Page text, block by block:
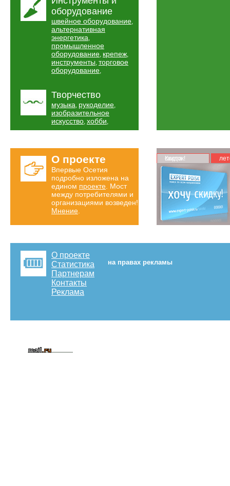
оборудование
швейное оборудование,
альтернативная
энергетика,
промышленное
оборудование, крепеж,
инструменты, торговое
оборудование,
Творчество
музыка, рукоделие,
изобразительное
искусство, хобби,
О проекте
Впервые Осетия
подробно изложена на
едином проекте . Мост
между потребителями и
организациями возведен!
Мнение
Карта скидок!
О проекте
Статистика
Партнерам
Контакты
Реклама
на правах рекламы